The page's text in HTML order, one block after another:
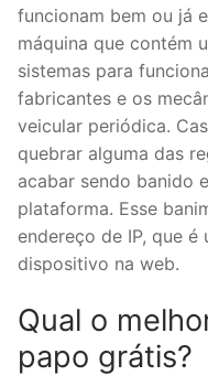
funcionam bem ou já
máquina que contém
sistemas para
fabricantes e os
veicular periódica.
quebrar alguma das
acabar sendo banido
plataforma. Esse
endereço de IP, que
dispositivo na web.
Qual o
papo grátis?